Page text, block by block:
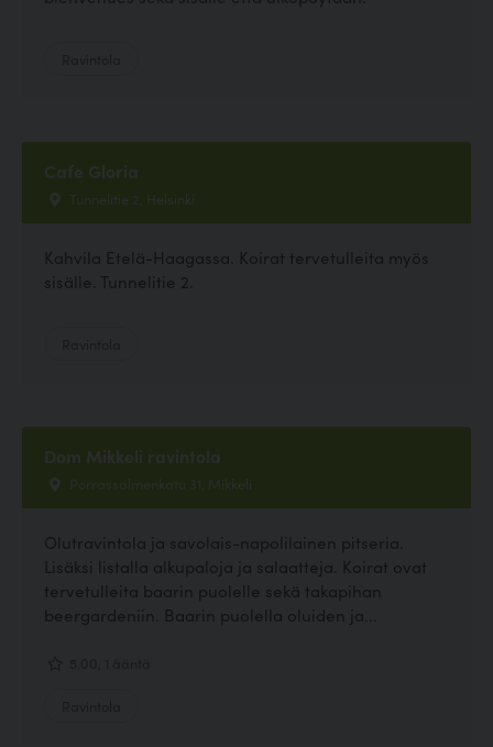
Cafe Gloria
Tunnelitie 2, Helsinki
Kahvila Etelä-Haagassa. Koirat tervetulleita myös
sisälle. Tunnelitie 2.
Dom Mikkeli ravintola
Porrassalmenkatu 31, Mikkeli
Olutravintola ja savolais-napolilainen pitseria.
Lisäksi listalla alkupaloja ja salaatteja. Koirat ovat
tervetulleita baarin puolelle sekä takapihan
beergardeniin. Baarin puolella oluiden ja...